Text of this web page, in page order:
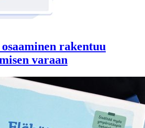
rakentuu
varaan